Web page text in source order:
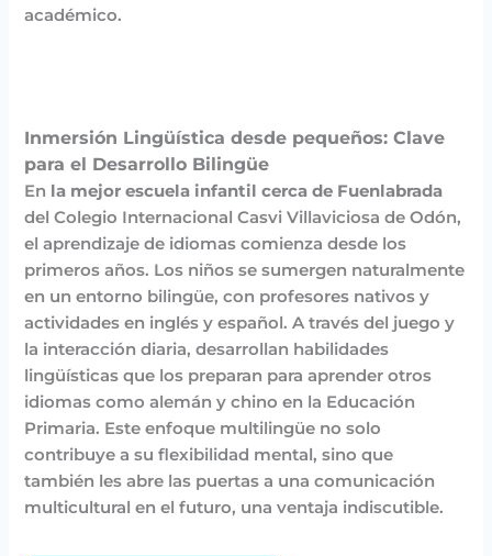
académico.
Inmersión Lingüística desde pequeños: Clave
para el Desarrollo Bilingüe
En la mejor escuela infantil cerca de Fuenlabrada
del Colegio Internacional Casvi Villaviciosa de Odón,
el aprendizaje de idiomas comienza desde los
primeros años. Los niños se sumergen naturalmente
en un entorno bilingüe, con profesores nativos y
actividades en inglés y español. A través del juego y
la interacción diaria, desarrollan habilidades
lingüísticas que los preparan para aprender otros
idiomas como alemán y chino en la Educación
Primaria. Este enfoque multilingüe no solo
contribuye a su flexibilidad mental, sino que
también les abre las puertas a una comunicación
multicultural en el futuro, una ventaja indiscutible.